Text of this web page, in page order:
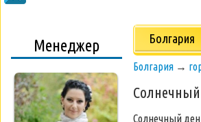
Менеджер Болгария
Болгария →
Солнечный